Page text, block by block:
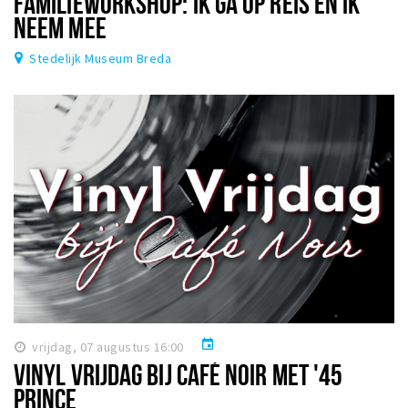
NEEM MEE
Stedelijk Museum Breda
vrijdag, 07 augustus 16:00 event
VINYL VRIJDAG BIJ CAFÉ NOIR MET '45
PRINCE